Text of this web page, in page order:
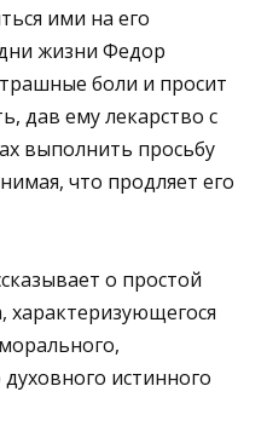
ими на его
жизни Федор
боли и просит
дав ему лекарство с
выполнить просьбу
что продляет его
о простой
характеризующегося
истинного